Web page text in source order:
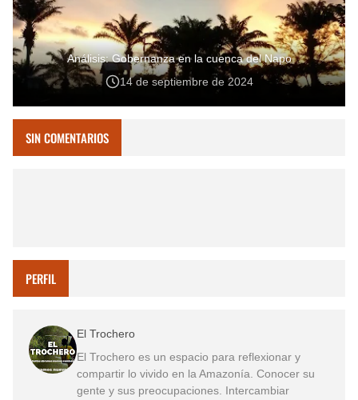
Análisis: Gobernanza en la cuenca del Napo
14 de septiembre de 2024
SIN COMENTARIOS
PERFIL
El Trochero
El Trochero es un espacio para reflexionar y
compartir lo vivido en la Amazonía. Conocer su
gente y sus preocupaciones. Intercambiar